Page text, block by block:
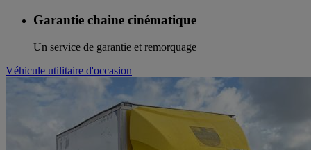
Garantie chaine cinématique
Un service de garantie et remorquage
Véhicule utilitaire d'occasion